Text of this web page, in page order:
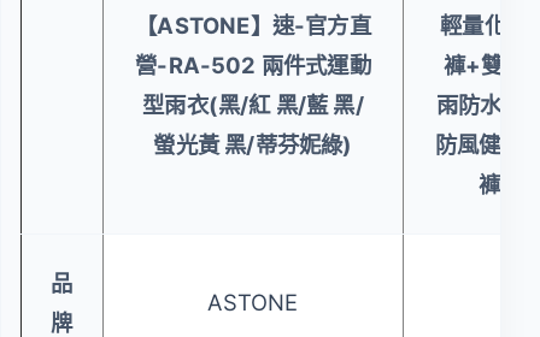
【ASTONE】速-官方直
營-RA-502 兩件式運動
型雨衣(黑/紅 黑/藍 黑/
螢光黃 黑/蒂芬妮綠)
輕量化收
褲+雙拉
雨防水認
防風健行(
褲、
品
牌
ASTONE